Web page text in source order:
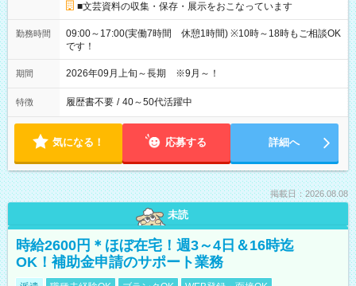
■文芸資料の収集・保存・展示をおこなっています
勤務時間
09:00～17:00(実働7時間 休憩1時間) ※10時～18時もご相談OK
です！
期間 2026年09月上旬～長期 ※9月～！
特徴 履歴書不要 / 40～50代活躍中
気になる！ 応募する 詳細へ
掲載日：2026.08.08
未読
時給2600円＊ほぼ在宅！週3～4日＆16時迄
OK！補助金申請のサポート業務